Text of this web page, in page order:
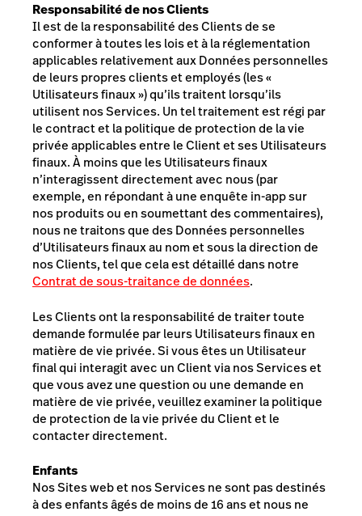
Responsabilité de nos Clients
Il est de la responsabilité des Clients de se
conformer à toutes les lois et à la réglementation
applicables relativement aux Données personnelles
de leurs propres clients et employés (les «
Utilisateurs finaux ») qu’ils traitent lorsqu’ils
utilisent nos Services. Un tel traitement est régi par
le contract et la politique de protection de la vie
privée applicables entre le Client et ses Utilisateurs
finaux.À moins que les Utilisateurs finaux
n’interagissent directement avec nous (par
exemple, en répondant à une enquête in-app sur
nos produits ou en soumettant des commentaires),
nous ne traitons que des Données personnelles
d’Utilisateurs finaux au nom et sous la direction de
nos Clients, tel que cela est détaillé dans notre
Contrat de sous-traitance de données.
Les Clients ont la responsabilité de traiter toute
demande formulée par leurs Utilisateurs finaux en
matière de vie privée. Si vous êtes un Utilisateur
finalqui interagit avec un Client via nos Services et
que vous avez une question ou une demande en
matière de vie privée, veuillez examiner la politique
de protection de la vie privée du Client et le
contacter directement.
Enfants
Nos Sites web et nos Services ne sont pas destinés
à des enfants âgés de moins de 16 ans et nous ne